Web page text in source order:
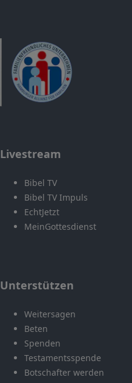
Livestream
Bibel TV
Bibel TV Impuls
EchtJetzt
MeinGottesdienst
Unterstützen
Weitersagen
Beten
Spenden
Testamentsspende
Botschafter werden